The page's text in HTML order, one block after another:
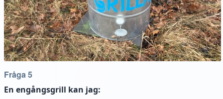
Fråga 5
En engångsgrill kan jag: